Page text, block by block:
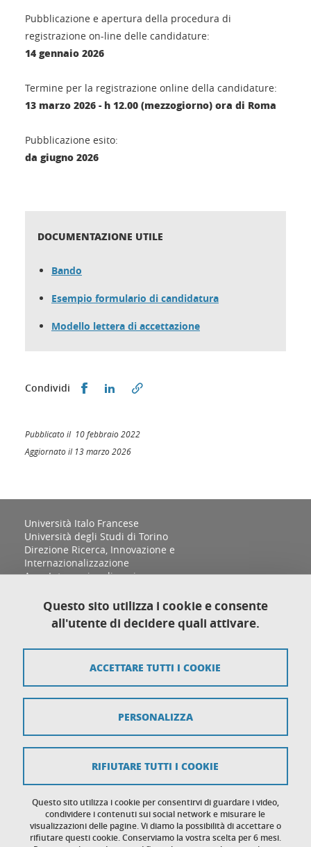
Pubblicazione e apertura della procedura di
registrazione on-line delle candidature:
14 gennaio 2026
Termine per la registrazione online della candidature:
13 marzo 2026 - h 12.00 (mezzogiorno) ora di Roma
Pubblicazione esito:
da giugno 2026
DOCUMENTAZIONE UTILE
Bando
Esempio formulario di candidatura
Modello lettera di accettazione
Condividi Condividi su Facebook
Condividi su LinkedIn
Pubblicato il 10 febbraio 2022
Aggiornato il 13 marzo 2026
Università Italo Francese
Università degli Studi di Torino
Direzione Ricerca, Innovazione e
Internazionalizzazione
Area Internazionalizzazione
allo Sviluppo
Complesso Aldo Moro, Palazzina D
Via Sant'Ottavio 12/B
Mappa del sito
Note legali
Protezione dei dati personali
Cookies
Accessibilità: non conforme
Questo sito utilizza i cookie e consente
all'utente di decidere quali attivare.
Questo sito utilizza i cookie per consentirvi di guardare i video,
condividere i contenuti sui social network e misurare le
visualizzazioni delle pagine. Vi diamo la possibilità di accettare o
rifiutare questi cookie. Conserviamo la vostra scelta per 6 mesi.
ACCETTARE TUTTI I COOKIE
RIFIUTARE TUTTI I COOKIE
PERSONALIZZA